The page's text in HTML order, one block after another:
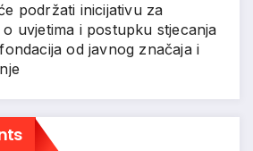
podržati inicijativu za
uvjetima i postupku stjecanja
od javnog značaja i